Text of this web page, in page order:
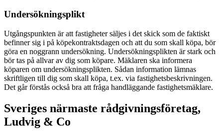
Undersökningsplikt
Utgångspunkten är att fastigheter säljes i det skick som de faktiskt
befinner sig i på köpekontraktsdagen och att du som skall köpa, bör
göra en noggrann undersökning. Undersökningsplikten är stark och
bör tas på allvar av dig som köpare. Mäklaren ska informera
köparen om undersökningsplikten. Sådan information lämnas
skriftligen till dig som skall köpa, t.ex. via fastighetsbeskrivningen.
Det går förstås också bra att fråga handläggande fastighetsmäklare.
Sveriges närmaste rådgivningsföretag,
Ludvig & Co